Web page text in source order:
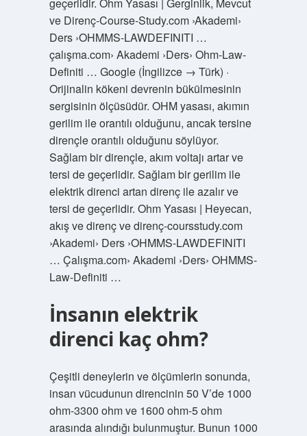
ve Direnç-Course-Study.com ›Akademi›
Ders ›OHMMS-LAWDEFINITI …
çalışma.com› Akademi ›Ders› Ohm-Law-
Definiti … Google (İngilizce → Türk) ·
Orijinalin kökeni devrenin bükülmesinin
sergisinin ölçüsüdür. OHM yasası, akımın
gerilim ile orantılı olduğunu, ancak tersine
dirençle orantılı olduğunu söylüyor.
Sağlam bir dirençle, akım voltajı artar ve
tersi de geçerlidir. Sağlam bir gerilim ile
elektrik direnci artan direnç ile azalır ve
tersi de geçerlidir. Ohm Yasası | Heyecan,
akış ve direnç ve direnç-coursstudy.com
›Akademi› Ders ›OHMMS-LAWDEFINITI
… Çalışma.com› Akademi ›Ders› OHMMS-
Law-Definiti …
İnsanın elektrik
direnci kaç ohm?
Çeşitli deneylerin ve ölçümlerin sonunda,
insan vücudunun direncinin 50 V’de 1000
ohm-3300 ohm ve 1600 ohm-5 ohm
arasında alındığı bulunmuştur. Bunun 1000